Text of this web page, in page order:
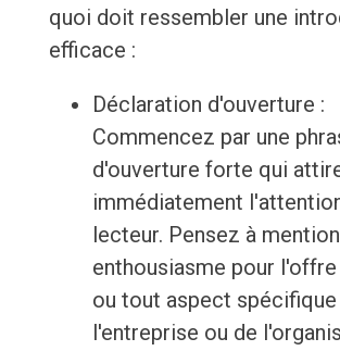
quoi doit ressembler une
efficace :
Déclaration d'ouverture :
Commencez par une
d'ouverture forte qui
immédiatement
lecteur. Pensez à
enthousiasme pour
ou tout aspect spécifique
l'entreprise ou de